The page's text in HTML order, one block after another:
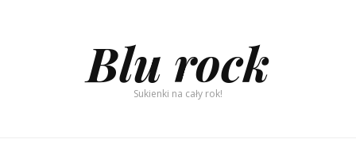
Blu rock
Sukienki na cały rok!